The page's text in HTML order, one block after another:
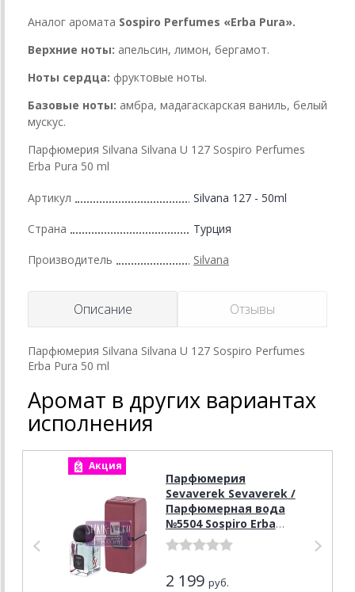
Аналог аромата Sospiro Perfumes «Erba Pura».
Верхние ноты: апельсин, лимон, бергамот.
Ноты сердца: фруктовые ноты.
Базовые ноты: амбра, мадагаскарская ваниль, белый
мускус.
Парфюмерия Silvana Silvana U 127 Sospiro Perfumes
Erba Pura 50 ml
Артикул Silvana 127 - 50ml
Страна Турция
Производитель Silvana
Описание Отзывы
Парфюмерия Silvana Silvana U 127 Sospiro Perfumes
Erba Pura 50 ml
Аромат в других вариантах
исполнения
Акция
Парфюмерия
Sevaverek Sevaverek /
Парфюмерная вода
№5504 Sospiro Erba
Pura 50 мл
2 199 руб.